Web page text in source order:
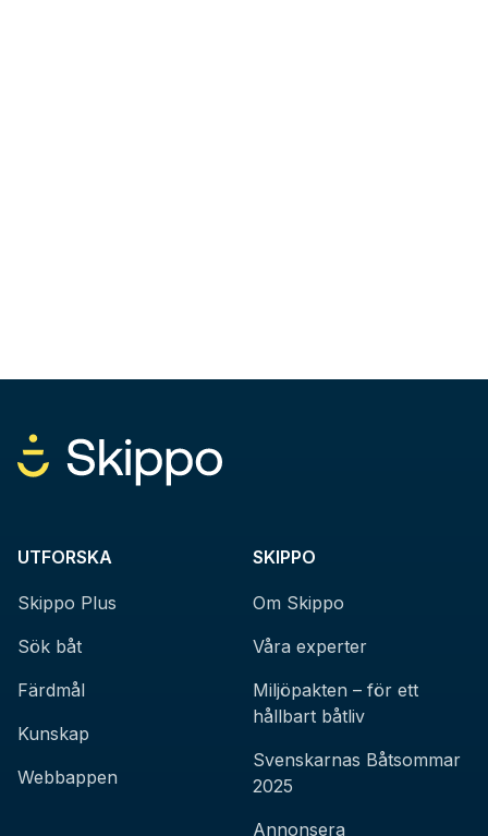
UTFORSKA
Skippo Plus
Sök båt
Färdmål
Kunskap
Webbappen
SKIPPO
Om Skippo
Våra experter
Miljöpakten – för ett
hållbart båtliv
Svenskarnas Båtsommar
2025
Annonsera